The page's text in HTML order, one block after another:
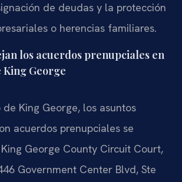
de deudas y la protección
o herencias familiares.
los acuerdos prenupciales en
King George
King George, los asuntos
acuerdos prenupciales se
George County Circuit Court,
Government Center Blvd, Ste